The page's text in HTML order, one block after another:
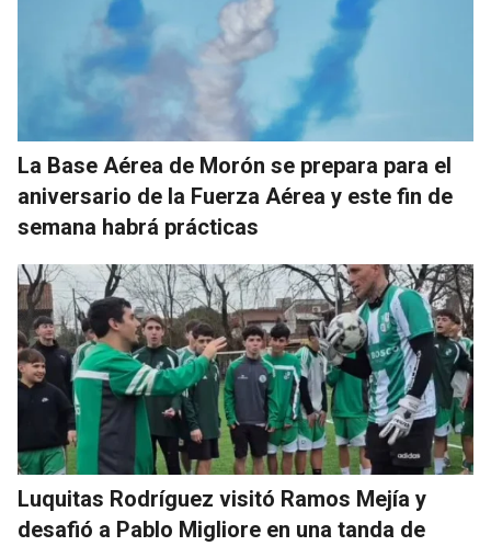
La Base Aérea de Morón se prepara para el
aniversario de la Fuerza Aérea y este fin de
semana habrá prácticas
Luquitas Rodríguez visitó Ramos Mejía y
desafió a Pablo Migliore en una tanda de